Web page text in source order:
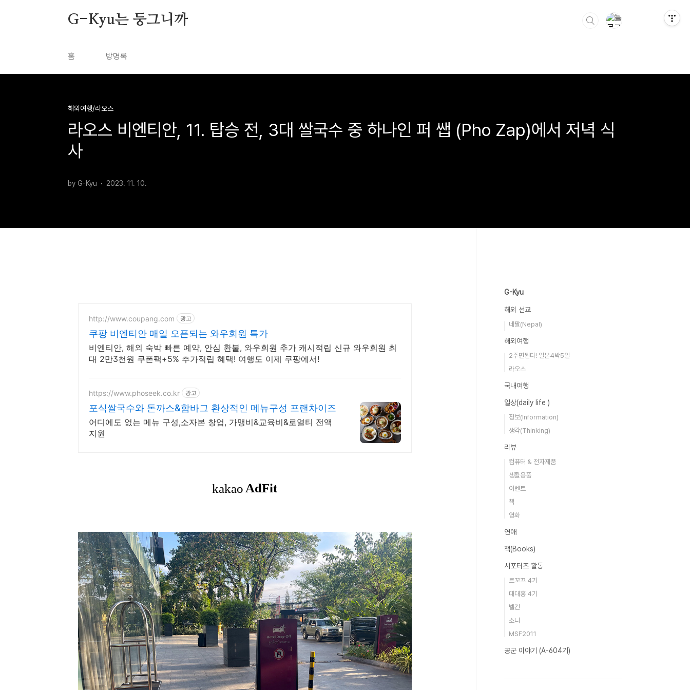
G-Kyu는 둥그니까
홈 방명록
해외여행/라오스
라오스 비엔티안, 11. 탑승 전, 3대 쌀국수 중 하나인 퍼 쌥 (Pho Zap)에서 저녁 식
사
by G-Kyu 2023. 11. 10.
http://www.coupang.com 광고
쿠팡 비엔티안 매일 오픈되는 와우회원 특가
비엔티안, 해외 숙박 빠른 예약, 안심 환불, 와우회원 추가 캐시적립 신규 와우회원 최
대 2만3천원 쿠폰팩+5% 추가적립 혜택! 여행도 이제 쿠팡에서!
https://www.phoseek.co.kr 광고
포식쌀국수와 돈까스&함바그 환상적인 메뉴구성 프랜차이즈
어디에도 없는 메뉴 구성,소자본 창업, 가맹비&교육비&로열티 전액
지원
G-Kyu
해외 선교
네팔(Nepal)
해외여행
2주면된다! 일본4박5일
라오스
국내여행
일상(daily life )
정보(Information)
생각(Thinking)
리뷰
컴퓨터 & 전자제품
생활용품
이벤트
책
영화
연애
책(Books)
서포터즈 활동
르꼬끄 4기
대대홍 4기
벨킨
소니
MSF2011
공군 이야기 (A-604기)